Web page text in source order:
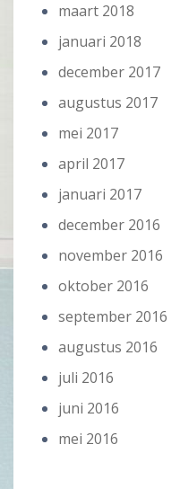
maart 2018
januari 2018
december 2017
augustus 2017
mei 2017
april 2017
januari 2017
december 2016
november 2016
oktober 2016
september 2016
augustus 2016
juli 2016
juni 2016
mei 2016